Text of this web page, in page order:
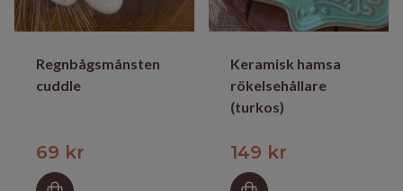
Regnbågsmånsten
cuddle
69 kr
Keramisk hamsa
rökelsehållare
(turkos)
149 kr